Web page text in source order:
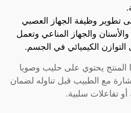
تطوير وظيفة الجهاز العصبي
والأسنان والجهاز المناعي وتعمل
الكيميائي في الجسم.
المنتج يحتوي على حليب وصويا
مع الطبيب قبل تناوله لضمان
تفاعلات سلبية.